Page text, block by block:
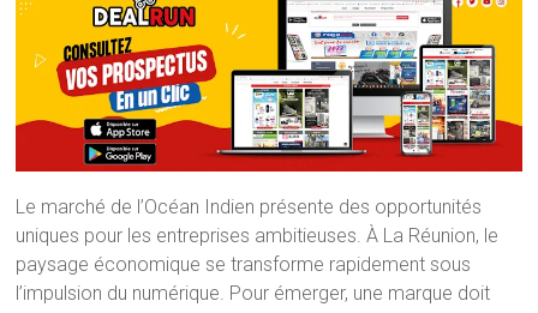
Le marché de l’Océan Indien présente des opportunités
uniques pour les entreprises ambitieuses. À La Réunion, le
paysage économique se transforme rapidement sous
l’impulsion du numérique. Pour émerger, une marque doit